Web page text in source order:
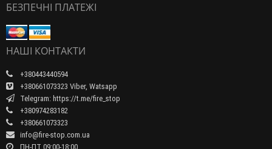
БЕЗПЕЧНІ ПЛАТЕЖІ
НАШІ КОНТАКТИ
+380443440594
+380661073323 Viber, Watsapp
Telegram: https://t.me/fire_stop
+380974283182
+380661073323
info@fire-stop.com.ua